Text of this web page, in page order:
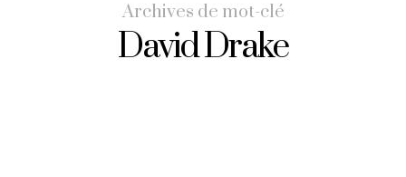
Archives de mot-clé
David Drake